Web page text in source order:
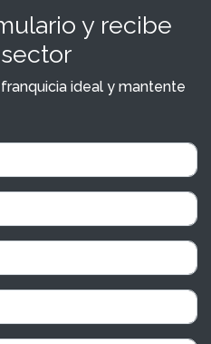
y recibe
ideal y mantente